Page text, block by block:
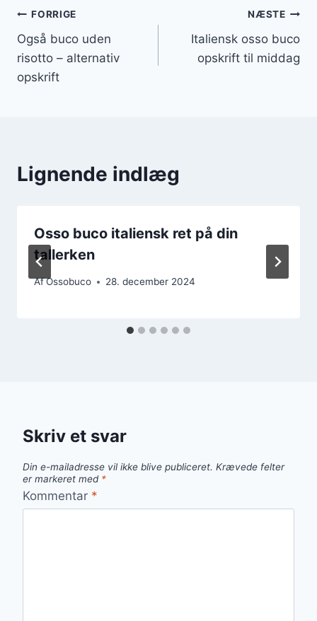
Indlægsnavigation
FORRIGE
Også buco uden
risotto – alternativ
opskrift
NÆSTE
Italiensk osso buco
opskrift til middag
Lignende indlæg
Osso buco italiensk ret på din
tallerken
AfOssobuco 28. december 2024
Skriv et svar
Din e-mailadresse vil ikke blive publiceret. Krævede felter
er markeret med *
Kommentar *